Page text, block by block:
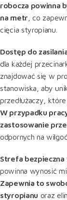
robocza powinna
na metr , co
cięcia styropianu.
Dostęp do
dla każdej
znajdować się w
stanowiska, aby
przedłużaczy,
W przypadku
zastosowanie
odpornych na
Strefa bezpieczna
powinna wynosić
Zapewnia to
styropianu oraz